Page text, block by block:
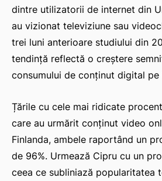
dintre utilizatorii de internet din
au vizionat televiziune sau
trei luni anterioare studiului din
tendință reflectă o creștere
consumului de conținut digital
Țările cu cele mai ridicate
care au urmărit conținut video
Finlanda, ambele raportând un
de 96%. Urmează Cipru cu un
ceea ce subliniază popularitatea